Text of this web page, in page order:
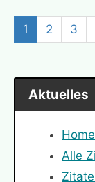
1 2 3
Aktuelles
Home
Alle